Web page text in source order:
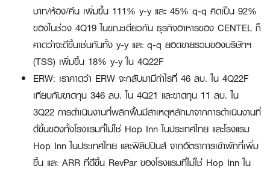
บาท/ห้อง/คืน เพิ่มขึ้น 111% y-y และ 45% q-q คิดเป็น 92%
ของในช่วง 4Q19 ในขณะเดียวกัน ธุรกิจอาหารของ CENTEL ก็
คาดว่าจะดีขึ้นเช่นกันทั้ง y-y และ q-q ยอดขายรวมของบริษัทฯ
(TSS) เพิ่มขึ้น 18% y-y ใน 4Q22F
ERW: เราคาดว่า ERW จะกลับมามีกำไรที่ 46 ลบ. ใน 4Q22F
เทียบกับขาดทุน 346 ลบ. ใน 4Q21 และขาดทุน 11 ลบ. ใน
3Q22 การดำเนินงานที่พลิกฟื้นมีสาเหตุหลักมาจากการดำเนินงานที่
ดีขึ้นของทั้งโรงแรมที่ไม่ใช่ Hop Inn ในประเทศไทย และโรงแรม
Hop Inn ในประเทศไทย และฟิลิปปินส์ จากอัตราการเข้าพักที่เพิ่ม
ขึ้น และ ARR ที่ดีขึ้น RevPar ของโรงแรมที่ไม่ใช่ Hop Inn ใน